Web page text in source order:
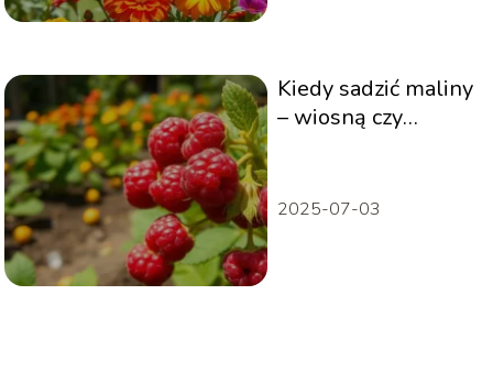
Kiedy sadzić maliny
– wiosną czy
2025-07-03